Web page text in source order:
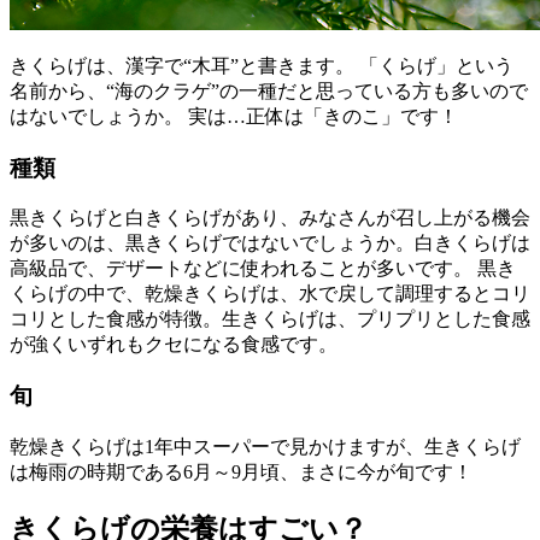
きくらげは、漢字で“木耳”と書きます。 「くらげ」という
名前から、“海のクラゲ”の一種だと思っている方も多いので
はないでしょうか。 実は…正体は「きのこ」です！
種類
黒きくらげと白きくらげがあり、みなさんが召し上がる機会
が多いのは、黒きくらげではないでしょうか。白きくらげは
高級品で、デザートなどに使われることが多いです。 黒き
くらげの中で、乾燥きくらげは、水で戻して調理するとコリ
コリとした食感が特徴。生きくらげは、プリプリとした食感
が強くいずれもクセになる食感です。
旬
乾燥きくらげは1年中スーパーで見かけますが、生きくらげ
は梅雨の時期である6月～9月頃、まさに今が旬です！
きくらげの栄養はすごい？